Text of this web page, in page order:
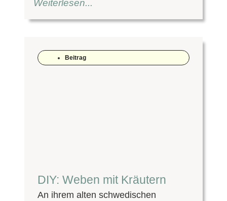
Weiterlesen...
Beitrag
DIY: Weben mit Kräutern
An ihrem alten schwedischen